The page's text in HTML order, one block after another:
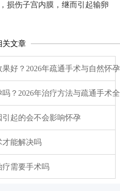
损伤子宫内膜，继而引起输卵
关文章
好？2026年疏通手术与自然怀
？2026年治疗方法与疏通手术
起的会不会影响怀孕
才能解决吗
疗需要手术吗